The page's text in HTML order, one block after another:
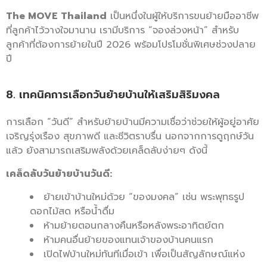
The MOVE Thailand เป็นหนึ่งในผู้ให้บริการขนย้ายมืออาชีพ
ที่ลูกค้าไว้วางใจมานาน เรามีบริการ “จองล่วงหน้า” สำหรับ
ลูกค้าที่ต้องการย้ายในปี 2026 พร้อมโปรโมชั่นพิเศษช่วงปลาย
ปี
8. เทคนิคการเลือกวันย้ายบ้านให้เสริมสิริมงคล
การเลือก “วันดี” สำหรับย้ายบ้านมีความเชื่อว่าช่วยให้ผู้อยู่อาศัย
เจริญรุ่งเรือง สุขภาพดี และชีวิตราบรื่น นอกจากการดูฤกษ์วัน
แล้ว ยังสามารถเสริมพลังด้วยเคล็ดลับง่ายๆ ดังนี้
เคล็ดลับวันย้ายบ้านวันดี:
ย้ายเข้าบ้านใหม่ด้วย “ของมงคล” เช่น พระพุทธรูป
ดอกไม้สด หรือน้ำดื่ม
ห้ามย้ายตอนกลางคืนหรือหลังพระอาทิตย์ตก
ห้ามคนอื่นย้ายของแทนเจ้าของบ้านคนแรก
เปิดไฟบ้านใหม่ทันทีเมื่อเข้า เพื่อเป็นสัญลักษณ์แห่ง